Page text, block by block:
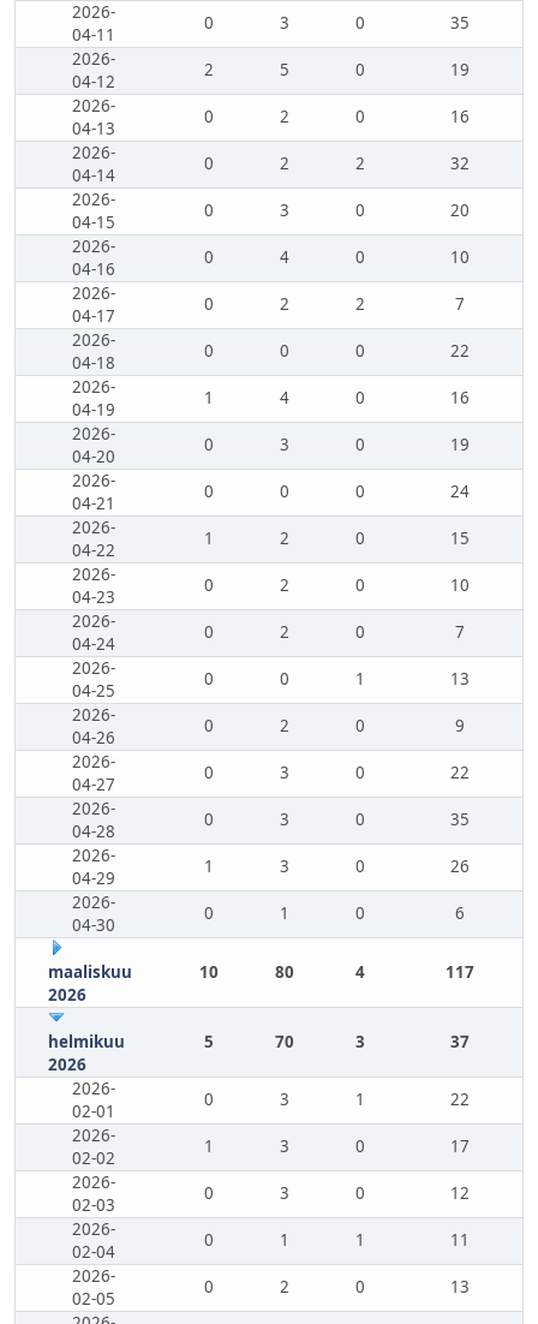
2026-
04-11
0 3 0
35
2026-
04-12
2 5 0
19
2026-
04-13
0 2 0
16
2026-
04-14
0 2 2
32
2026-
04-15
0 3 0
20
2026-
04-16
0 4 0
10
2026-
04-17
0 2 2
7
2026-
04-18
0 0 0
22
2026-
04-19
1 4 0
16
2026-
04-20
0 3 0
19
2026-
04-21
0 0 0
24
2026-
04-22
1 2 0
15
2026-
04-23
0 2 0
10
2026-
04-24
0 2 0
7
2026-
04-25
0 0 1
13
2026-
04-26
0 2 0
9
2026-
04-27
0 3 0
22
2026-
04-28
0 3 0
35
2026-
04-29
1 3 0
26
2026-
04-30
0 1 0 6
maaliskuu
2026
10 80 4 117
helmikuu
2026
5 70 3 37
2026-
02-01
0 3 1
22
2026-
02-02
1 3 0
17
2026-
02-03
0 3 0
12
2026-
02-04
0 1 1
11
2026-
02-05
0 2 0
13